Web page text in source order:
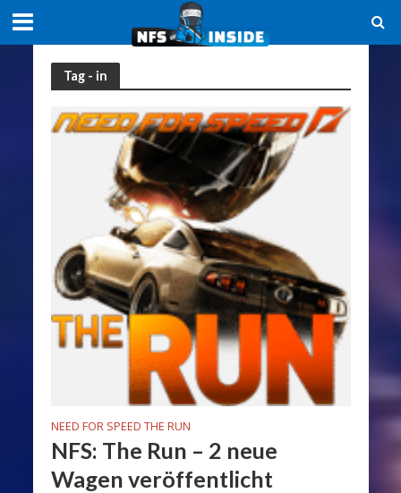
Tag - in
NEED FOR SPEED THE RUN
NFS: The Run – 2 neue
Wagen veröffentlicht